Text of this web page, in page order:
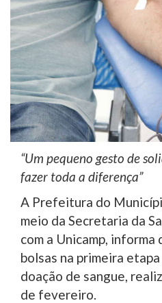
“Um pequeno gesto de
fazer toda a diferença”
A Prefeitura do
meio da Secretaria da
com a Unicamp, informa
bolsas na primeira
doação de sangue,
de fevereiro.